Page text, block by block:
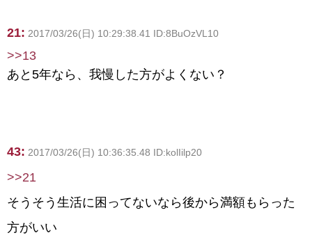
21: 2017/03/26(日) 10:29:38.41 ID:8BuOzVL10
>>13
あと5年なら、我慢した方がよくない？
43: 2017/03/26(日) 10:36:35.48 ID:kolIilp20
>>21
そうそう生活に困ってないなら後から満額もらった
方がいい